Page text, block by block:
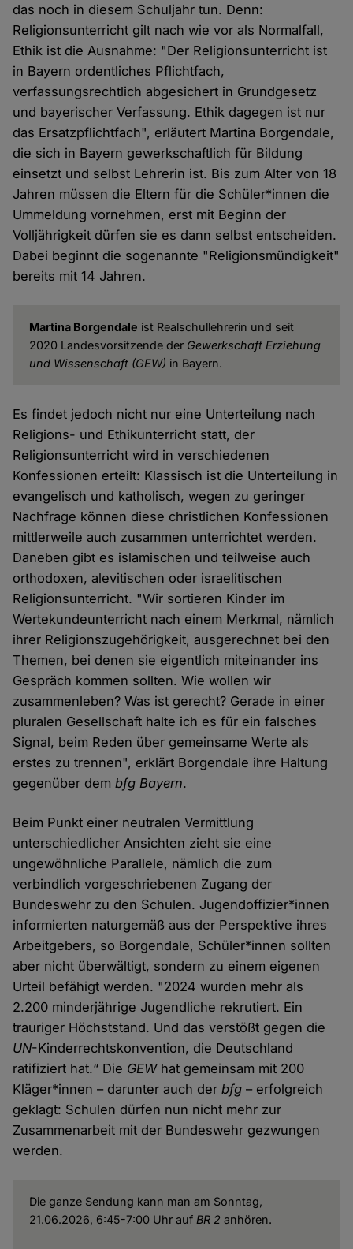
das noch in diesem Schuljahr tun. Denn:
Religionsunterricht gilt nach wie vor als Normalfall,
Ethik ist die Ausnahme: "Der Religionsunterricht ist
in Bayern ordentliches Pflichtfach,
verfassungsrechtlich abgesichert in Grundgesetz
und bayerischer Verfassung. Ethik dagegen ist nur
das Ersatzpflichtfach", erläutert Martina Borgendale,
die sich in Bayern gewerkschaftlich für Bildung
einsetzt und selbst Lehrerin ist. Bis zum Alter von 18
Jahren müssen die Eltern für die Schüler*innen die
Ummeldung vornehmen, erst mit Beginn der
Volljährigkeit dürfen sie es dann selbst entscheiden.
Dabei beginnt die sogenannte "Religionsmündigkeit"
bereits mit 14 Jahren.
Martina Borgendale ist Realschullehrerin und seit
2020 Landesvorsitzende der Gewerkschaft Erziehung
und Wissenschaft (GEW) in Bayern.
Es findet jedoch nicht nur eine Unterteilung nach
Religions- und Ethikunterricht statt, der
Religionsunterricht wird in verschiedenen
Konfessionen erteilt: Klassisch ist die Unterteilung in
evangelisch und katholisch, wegen zu geringer
Nachfrage können diese christlichen Konfessionen
mittlerweile auch zusammen unterrichtet werden.
Daneben gibt es islamischen und teilweise auch
orthodoxen, alevitischen oder israelitischen
Religionsunterricht. "Wir sortieren Kinder im
Wertekundeunterricht nach einem Merkmal, nämlich
ihrer Religionszugehörigkeit, ausgerechnet bei den
Themen, bei denen sie eigentlich miteinander ins
Gespräch kommen sollten. Wie wollen wir
zusammenleben? Was ist gerecht? Gerade in einer
pluralen Gesellschaft halte ich es für ein falsches
Signal, beim Reden über gemeinsame Werte als
erstes zu trennen", erklärt Borgendale ihre Haltung
gegenüber dembfg Bayern.
Beim Punkt einer neutralen Vermittlung
unterschiedlicher Ansichten zieht sie eine
ungewöhnliche Parallele, nämlich die zum
verbindlich vorgeschriebenen Zugang der
Bundeswehr zu den Schulen. Jugendoffizier*innen
informierten naturgemäß aus der Perspektive ihres
Arbeitgebers, so Borgendale, Schüler*innen sollten
aber nicht überwältigt, sondern zu einem eigenen
Urteil befähigt werden. "2024 wurden mehr als
2.200 minderjährige Jugendliche rekrutiert. Ein
trauriger Höchststand. Und das verstößt gegen die
UN-Kinderrechtskonvention, die Deutschland
ratifiziert hat.“ Die GEWhat gemeinsam mit 200
Kläger*innen – darunter auch derbfg – erfolgreich
geklagt: Schulen dürfen nun nicht mehr zur
Zusammenarbeit mit der Bundeswehr gezwungen
werden.
Die ganze Sendung kann man am Sonntag,
21.06.2026, 6:45-7:00 Uhr auf BR 2 anhören.